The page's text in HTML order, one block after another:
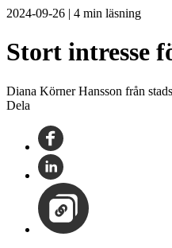
2024-09-26 | 4 min läsning
Stort intresse
Diana Körner Hansson från
Dela